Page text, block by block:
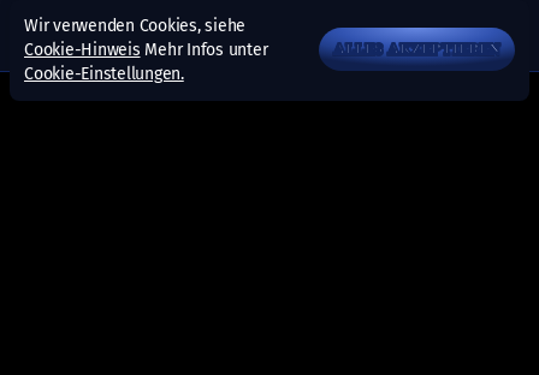
Wir verwenden Cookies, siehe
Cookie-Hinweis Mehr Infos unter
Cookie-Einstellungen.
ALLES AKZEPTIEREN